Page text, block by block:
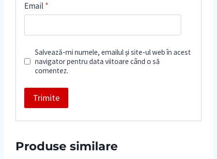
Email *
Salvează-mi numele, emailul și site-ul web în acest
navigator pentru data viitoare când o să
comentez.
Produse similare